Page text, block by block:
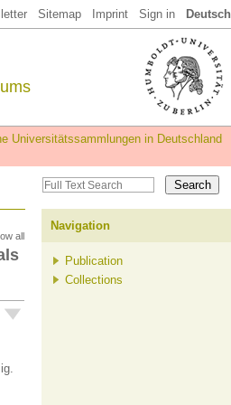
Sitemap Imprint Sign in Deutsch
Universitätssammlungen in Deutschland
all
Navigation
Publication
Collections